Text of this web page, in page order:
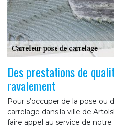
Des prestations de
ravalement
Pour s’occuper de la pose
carrelage dans la ville de
faire appel au service de